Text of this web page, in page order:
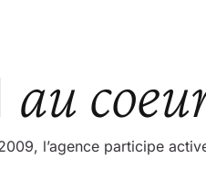
au
l’agence participe